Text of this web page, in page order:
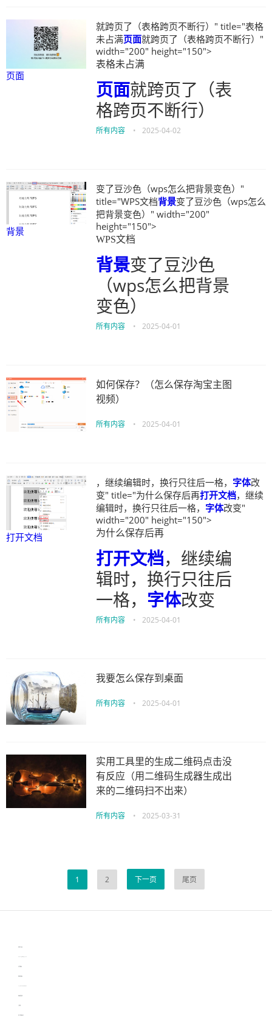
页面
就跨页了（表格跨页不断行）" title="表格
未占满页面就跨页了（表格跨页不断行）"
width="200" height="150">
表格未占满
页面就跨页了（表
格跨页不断行）
所有内容 • 2025-04-02
背景
变了豆沙色（wps怎么把背景变色）"
title="WPS文档背景变了豆沙色（wps怎么
把背景变色）" width="200"
height="150">
WPS文档
背景变了豆沙色
（wps怎么把背景
变色）
所有内容 • 2025-04-01
如何保存？（怎么保存淘宝主图
视频）
所有内容 • 2025-04-01
打开文档
，继续编辑时，换行只往后一格， 字体改
变" title="为什么保存后再打开文档，继续
编辑时，换行只往后一格， 字体改变"
width="200" height="150">
为什么保存后再
打开文档，继续编
辑时，换行只往后
一格， 字体改变
所有内容 • 2025-04-01
我要怎么保存到桌面
所有内容 • 2025-04-01
实用工具里的生成二维码点击没
有反应（用二维码生成器生成出
来的二维码扫不出来）
所有内容 • 2025-03-31
1 2 下一页 尾页